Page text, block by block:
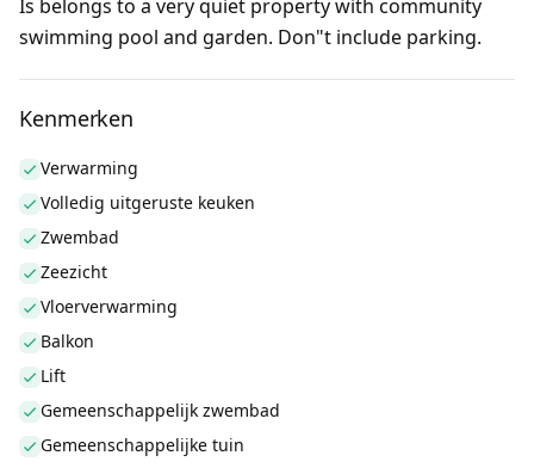
Is belongs to a very quiet property with community
swimming pool and garden. Don"t include parking.
Kenmerken
Verwarming
Volledig uitgeruste keuken
Zwembad
Zeezicht
Vloerverwarming
Balkon
Lift
Gemeenschappelijk zwembad
Gemeenschappelijke tuin